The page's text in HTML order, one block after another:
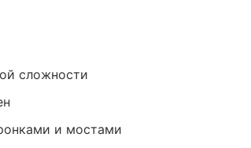
сложности
и мостами